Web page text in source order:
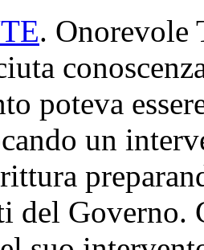
. Onorevole
poteva
un
del Governo.